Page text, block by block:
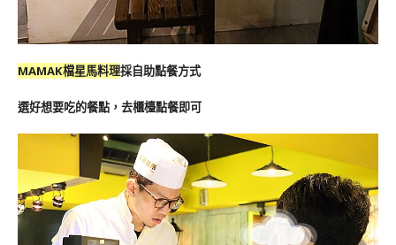
MAMAK檔星馬料理採自助點餐方式
選好想要吃的餐點，去櫃檯點餐即可